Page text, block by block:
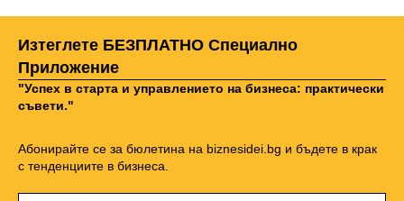
Изтеглете БЕЗПЛАТНО Специално
Приложение
"Успех в старта и управлението на бизнеса: практически
съвети."
Абонирайте се за бюлетина на biznesidei.bg и бъдете в крак
с тенденциите в бизнеса.